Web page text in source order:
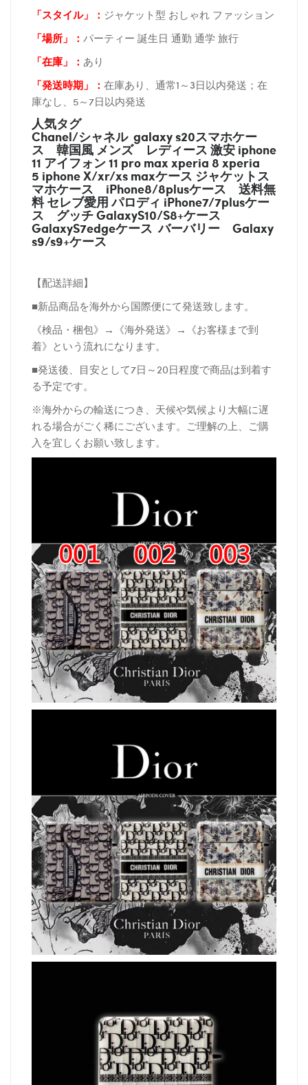
「スタイル」： ジャケット型 おしゃれ ファッション
「場所 」： パーティー 誕生日 通勤 通学 旅行
「在庫 」： あり
「発送時期 」： 在庫あり、通常1～3日以内発送；在
庫なし、5～7日以内発送
人気タグ
Chanel/シャネル galaxy s20スマホケー
ス 韓国風 メンズ レディース 激安 iphone
11 アイフォン 11 pro max xperia 8 xperia
5 iphone X/xr/xs maxケース ジャケットス
マホケース iPhone8/8plusケース 送料無
料 セレブ愛用 パロディ iPhone7/7plusケー
ス グッチGalaxyS10/S8+ケース
GalaxyS7edgeケース バーバリー Galaxy
s9/s9+ケース
【配送詳細】
■新品商品を海外から国際便にて発送致します。
《検品・梱包》→《海外発送》→《お客様まで到
着》という流れになります。
■発送後、目安として7日～20日程度で商品は到着す
る予定です。
※海外からの輸送につき、天候や気候より大幅に遅
れる場合がごく稀にございます。ご理解の上、ご購
入を宜しくお願い致します。